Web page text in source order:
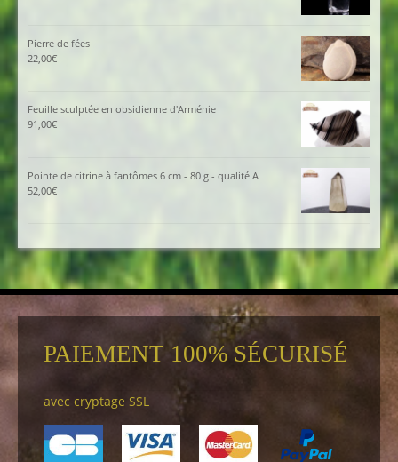
Pierre de fées
22,00€
Feuille sculptée en obsidienne d'Arménie
91,00€
Pointe de citrine à fantômes 6 cm - 80 g - qualité A
52,00€
PAIEMENT 100% SÉCURISÉ
avec cryptage SSL